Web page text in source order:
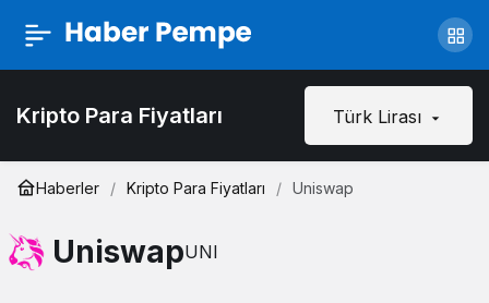
Kripto Para Fiyatları Türk Lirası
Haberler Kripto Para Fiyatları Uniswap
UniswapUNI